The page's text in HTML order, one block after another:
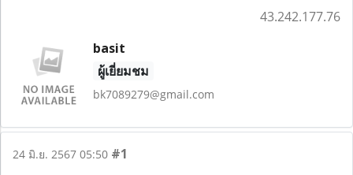
43.242.177.76
basit
ผู้เยี่ยมชม
bk7089279@gmail.com
24 มิ.ย. 2567 05:50 #1